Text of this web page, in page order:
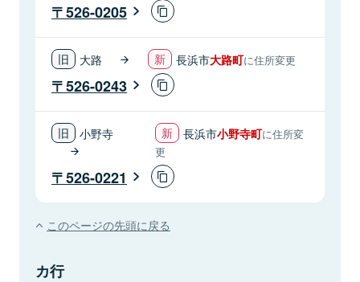
526-0205
大路 長浜市大路町に住所変更
526-0243
小野寺 長浜市小野寺町に住所変
更
526-0221
このページの先頭に戻る
カ行